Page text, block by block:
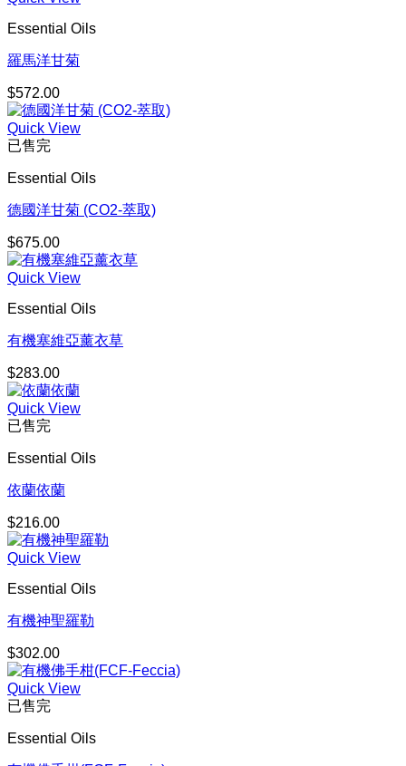
Essential Oils
羅馬洋甘菊
$572.00
Quick View
已售完
Essential Oils
德國洋甘菊 (CO2-萃取)
$675.00
Quick View
Essential Oils
有機塞維亞薰衣草
$283.00
Quick View
已售完
Essential Oils
依蘭依蘭
$216.00
Quick View
Essential Oils
有機神聖羅勒
$302.00
Quick View
已售完
Essential Oils